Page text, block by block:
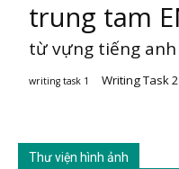
trung tam
từ vựng tiếng anh
writing task 1 Writing Task 2
Thư viện hình ảnh